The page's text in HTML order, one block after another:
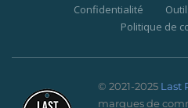
Confidentialité
Politique de
© 2021-2025 Last
marques de